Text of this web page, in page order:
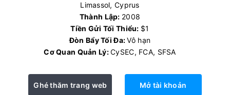
Limassol, Cyprus
Thành Lập: 2008
Tiền Gửi Tối Thiểu: $1
Đòn Bẩy Tối Đa:Vô hạn
Cơ Quan Quản Lý:CySEC, FCA, SFSA
Ghé thăm trang web Mở tài khoản